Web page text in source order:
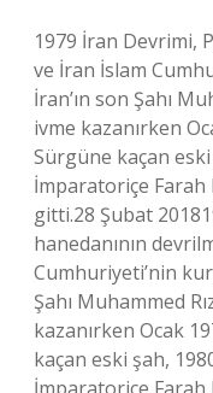
1979 İran Devrimi,
ve İran İslam
İran’ın son Şahı
ivme kazanırken
Sürgüne kaçan eski
İmparatoriçe Farah
gitti.28 Şubat
hanedanının
Cumhuriyeti’nin
Şahı Muhammed
kazanırken Ocak
kaçan eski şah,